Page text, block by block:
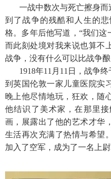
一战中数次与死亡擦身
到了战争的残酷和人生的
格。多年后他写道，“我们这
而此刻处境对我来说也算不
战争，没有什么可以比战争
1918年11月11日，战争
到英国伦敦一家儿童医院实
晚上他尽情地玩，狂欢，随
他结识了美术家，在那里
画，展露出了他的艺术才华
生活再次充满了热情与希望
加入了空军，成为了一名上尉